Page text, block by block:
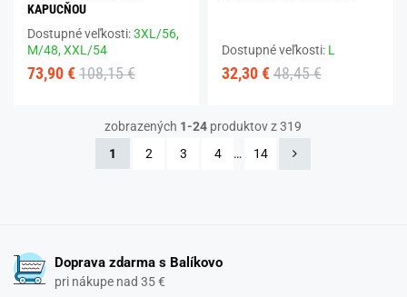
KAPUCŇOU
Dostupné veľkosti:3XL/56,
M/48,XXL/54
73,90 € 108,15 €
Dostupné veľkosti: L
32,30 € 48,45 €
zobrazených 1-24 produktov z 319
1
2 3 4 … 14
Doprava zdarma s Balíkovo
pri nákupe nad 35 €